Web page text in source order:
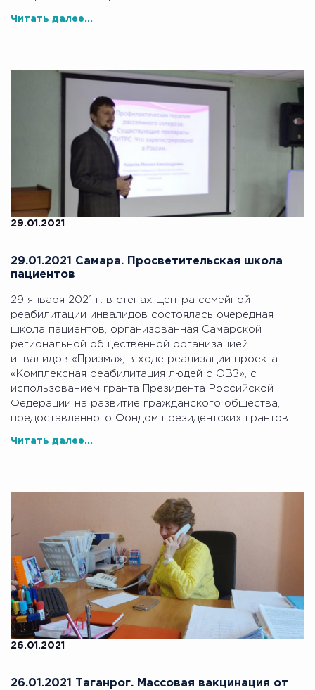
Читать далее...
29.01.2021
29.01.2021 Самара. Просветительская школа
пациентов
29 января 2021 г. в стенах Центра семейной
реабилитации инвалидов состоялась очередная
школа пациентов, организованная Самарской
региональной общественной организацией
инвалидов «Призма», в ходе реализации проекта
«Комплексная реабилитация людей с ОВЗ», с
использованием гранта Президента Российской
Федерации на развитие гражданского общества,
предоставленного Фондом президентских грантов.
Читать далее...
26.01.2021
26.01.2021 Таганрог. Массовая вакцинация от